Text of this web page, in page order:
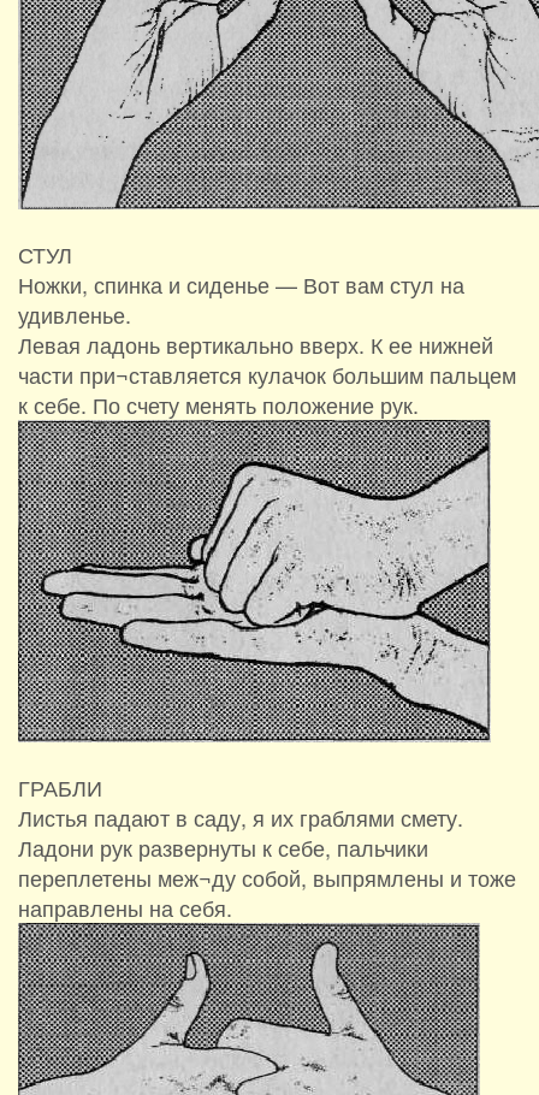
СТУЛ
Ножки, спинка и сиденье — Вот вам стул на
удивленье.
Левая ладонь вертикально вверх. К ее нижней
части при¬ставляется кулачок большим пальцем
к себе. По счету менять положение рук.
ГРАБЛИ
Листья падают в саду, я их граблями смету.
Ладони рук развернуты к себе, пальчики
переплетены меж¬ду собой, выпрямлены и тоже
направлены на себя.